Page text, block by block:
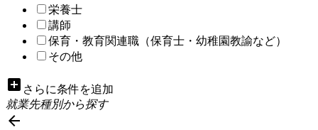
栄養士
講師
保育・教育関連職（保育士・幼稚園教諭など）
その他
add_box さらに条件を追加
就業先種別から探す
